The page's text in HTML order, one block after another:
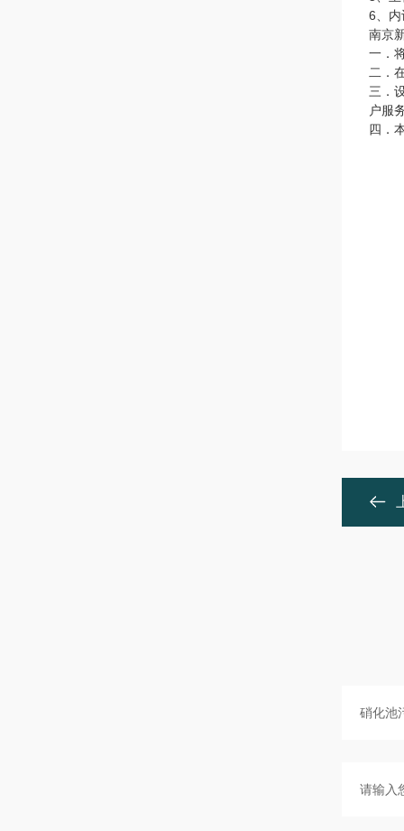
6、内
南京
一．
二．
三．
户服
四．